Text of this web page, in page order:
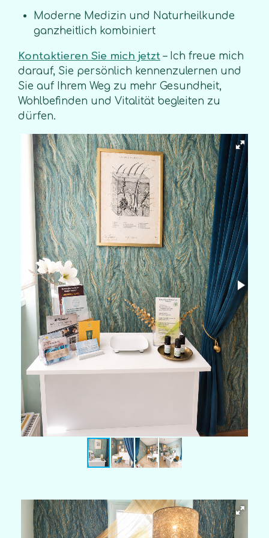
Moderne Medizin und Naturheilkunde
ganzheitlich kombiniert
Kontaktieren Sie mich jetzt – Ich freue mich
darauf, Sie persönlich kennenzulernen und
Sie auf Ihrem Weg zu mehr Gesundheit,
Wohlbefinden und Vitalität begleiten zu
dürfen.